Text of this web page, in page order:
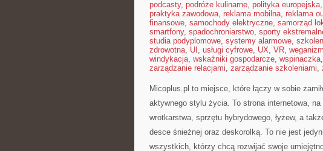
podcasty, podróże kulinarne, polityka europejska,
praktyka zawodowa, reklama mobilna, reklama
finansowe, samochody elektryczne, samorząd
smartfony, spadochroniarstwo, sporty
studia podyplomowe, systemy alarmowe,
zdrowotna, UI , usługi cyfrowe, UX, VR, weganizm
windykacja, wskaźniki gospodarcze, wspinaczka,
zarządzanie relacjami, zarządzanie szkoleniami,
Micoplus.pl to miejsce, które łączy w sobie
aktywnego stylu życia. To strona internetowa,
wrotkarstwa, sprzętu hybrydowego, łyżew, a
desce śnieżnej oraz deskorolką. To nie jest
wszystkich, którzy chcą rozwijać swoje